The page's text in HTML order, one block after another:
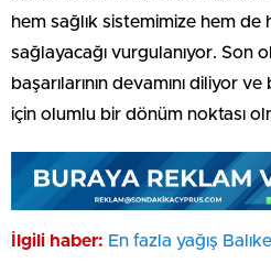
hem sağlık sistemimize hem de
sağlayacağı vurgulanıyor. Son
başarılarının devamını diliyor
için olumlu bir dönüm noktası
İlgili haber: En fazla yağış